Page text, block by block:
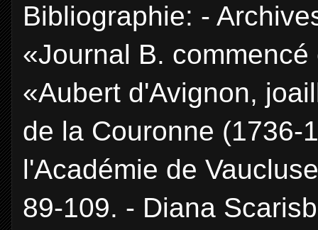
Bibliographie: -
«Journal B.
«Aubert d'Avignon,
de la Couronne (1736-
l'Académie de
89-109. - Diana